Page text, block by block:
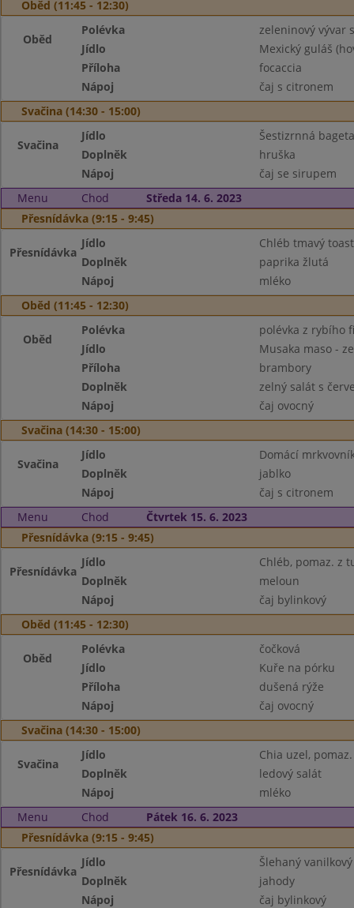
Oběd (11:45 - 12:30)
Oběd
Polévka
zeleninový vývar
Jídlo
Mexický guláš
Příloha
focaccia
Nápoj
čaj s citronem
Svačina (14:30 - 15:00)
Svačina
Jídlo
Šestizrnná
Doplněk
hruška
Nápoj
čaj se sirupem
Menu
Chod
Středa 14. 6. 2023
Přesnídávka (9:15 - 9:45)
Přesnídávka
Jídlo
Chléb tmavý
Doplněk
paprika žlutá
Nápoj
mléko
Oběd (11:45 - 12:30)
Oběd
Polévka
polévka z rybího
Jídlo
Musaka maso -
Příloha
brambory
Doplněk
zelný salát s
Nápoj
čaj ovocný
Svačina (14:30 - 15:00)
Svačina
Jídlo
Domácí
Doplněk
jablko
Nápoj
čaj s citronem
Menu
Chod
Čtvrtek 15. 6. 2023
Přesnídávka (9:15 - 9:45)
Přesnídávka
Jídlo
Chléb, pomaz. z
Doplněk
meloun
Nápoj
čaj bylinkový
Oběd (11:45 - 12:30)
Oběd
Polévka
čočková
Jídlo
Kuře na pórku
Příloha
dušená rýže
Nápoj
čaj ovocný
Svačina (14:30 - 15:00)
Svačina
Jídlo
Chia uzel,
Doplněk
ledový salát
Nápoj
mléko
Menu
Chod
Pátek 16. 6. 2023
Přesnídávka (9:15 - 9:45)
Přesnídávka
Jídlo
Šlehaný
Doplněk
jahody
Nápoj
čaj bylinkový